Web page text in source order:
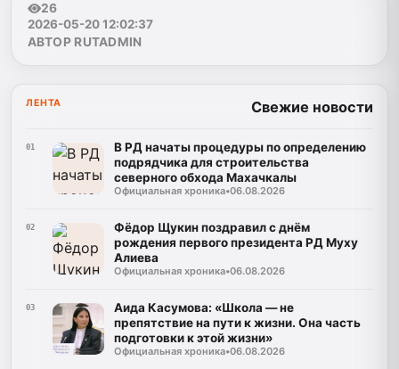
26
2026-05-20 12:02:37
АВТОР RUTADMIN
ЛЕНТА Свежие новости
01
В РД начаты процедуры по определению
подрядчика для строительства
северного обхода Махачкалы
Официальная хроника•06.08.2026
02
Фёдор Щукин поздравил с днём
рождения первого президента РД Муху
Алиева
Официальная хроника•06.08.2026
03
Аида Касумова: «Школа — не
препятствие на пути к жизни. Она часть
подготовки к этой жизни»
Официальная хроника•06.08.2026